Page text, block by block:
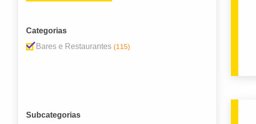
Categorias
Bares e Restaurantes (115)
Subcategorias